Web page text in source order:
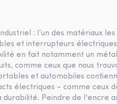
: l’un des matériaux
et interrupteurs
en fait notamment un
comme ceux que nous
et automobiles
électriques – comme ceux
Peindre de l'encre